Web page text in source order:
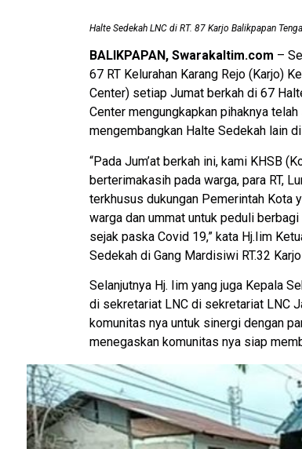
Halte Sedekah LNC di RT. 87 Karjo Balikpapan
BALIKPAPAN, Swarakaltim.com –
67 RT Kelurahan Karang Rejo (Karjo)
Center) setiap Jumat berkah di 67
Center mengungkapkan pihaknya
mengembangkan Halte Sedekah lain
“Pada Jum’at berkah ini, kami KHSB
berterimakasih pada warga, para RT,
terkhusus dukungan Pemerintah Kota
warga dan ummat untuk peduli
sejak paska Covid 19,” kata Hj.Iim
Sedekah di Gang Mardisiwi RT.32
Selanjutnya Hj. Iim yang juga Kepala
di sekretariat LNC di sekretariat LNC
komunitas nya untuk sinergi dengan
menegaskan komunitas nya siap